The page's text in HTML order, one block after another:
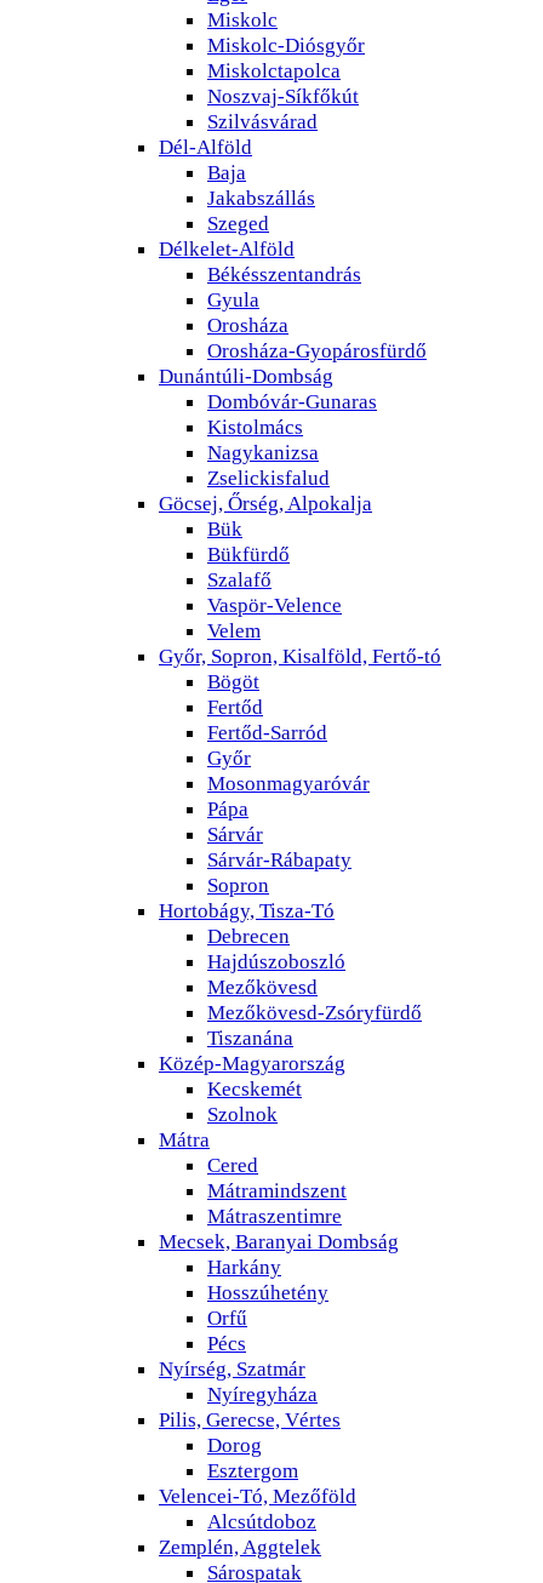
Miskolc
Miskolc-Diósgyőr
Miskolctapolca
Noszvaj-Síkfőkút
Szilvásvárad
Dél-Alföld
Baja
Jakabszállás
Szeged
Délkelet-Alföld
Békésszentandrás
Gyula
Orosháza
Orosháza-Gyopárosfürdő
Dunántúli-Dombság
Dombóvár-Gunaras
Kistolmács
Nagykanizsa
Zselickisfalud
Göcsej, Őrség, Alpokalja
Bük
Bükfürdő
Szalafő
Vaspör-Velence
Velem
Győr, Sopron, Kisalföld, Fertő-tó
Bögöt
Fertőd
Fertőd-Sarród
Győr
Mosonmagyaróvár
Pápa
Sárvár
Sárvár-Rábapaty
Sopron
Hortobágy, Tisza-Tó
Debrecen
Hajdúszoboszló
Mezőkövesd
Mezőkövesd-Zsóryfürdő
Tiszanána
Közép-Magyarország
Kecskemét
Szolnok
Mátra
Cered
Mátramindszent
Mátraszentimre
Mecsek, Baranyai Dombság
Harkány
Hosszúhetény
Orfű
Pécs
Nyírség, Szatmár
Nyíregyháza
Pilis, Gerecse, Vértes
Dorog
Esztergom
Velencei-Tó, Mezőföld
Alcsútdoboz
Zemplén, Aggtelek
Sárospatak